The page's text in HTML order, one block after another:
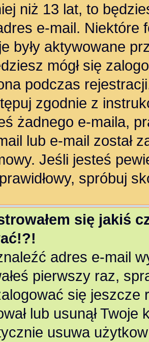
niż 13 lat, to
e-mail. Niektóre
były aktywowane
mógł się
podczas
zgodnie z
żadnego e-maila,
lub e-mail został
Jeśli jesteś
spróbuj
się jakiś
adres e-mail
pierwszy raz,
się jeszcze
lub usunął
usuwa